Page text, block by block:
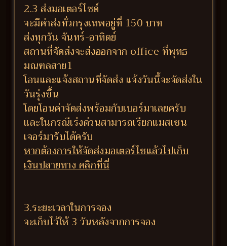
2.3 ส่งมอเตอร์ไซด์
จะมีค่าส่งทั่วกรุงเทพอยู่ที่ 150 บาท
ส่งทุกวัน จันทร์-อาทิตย์
สถานที่จัดส่งจะส่งออกจาก office ที่พุทธ
มณฑลสาย1
โอนและแจ้งสถานที่จัดส่ง แจ้งวันนี้จะจัดส่งใน
วันรุ่งขึ้น
โดยโอนค่าจัดส่งพร้อมกับเบอร์มาเลยครับ
และในกรณีเร่งด่วนสามารถเรียกแมสเซน
เจอร์มารับได้ครับ
หากต้องการให้จัดส่งมอเตอร์ไซแล้วไปเก็บ
เงินปลายทาง คลิกที่นี่
3.ระยะเวลาในการจอง
จะเก็บไว้ให้ 3 วันหลังจากการจอง